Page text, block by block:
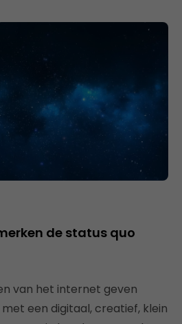
de status quo
van het internet geven
een digitaal, creatief, klein